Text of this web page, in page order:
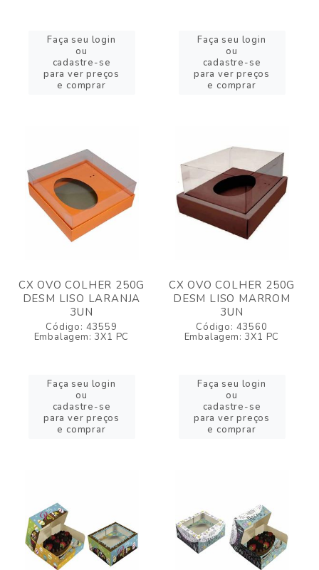
Faça seu login
ou
cadastre-se
para ver preços
e comprar
Faça seu login
ou
cadastre-se
para ver preços
e comprar
CX OVO COLHER 250G
DESM LISO LARANJA
3UN
Código: 43559
Embalagem: 3X1 PC
Faça seu login
ou
cadastre-se
para ver preços
e comprar
CX OVO COLHER 250G
DESM LISO MARROM
3UN
Código: 43560
Embalagem: 3X1 PC
Faça seu login
ou
cadastre-se
para ver preços
e comprar